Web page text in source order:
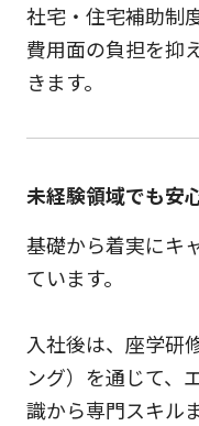
社宅・住宅補助制
費用面の負担を抑
きます。
未経験領域でも安
基礎から着実にキ
ています。
入社後は、座学研
ング）を通じて、
識から専門スキル